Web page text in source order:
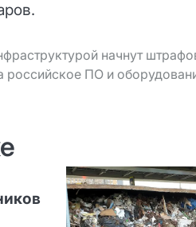
начнут
российское ПО и